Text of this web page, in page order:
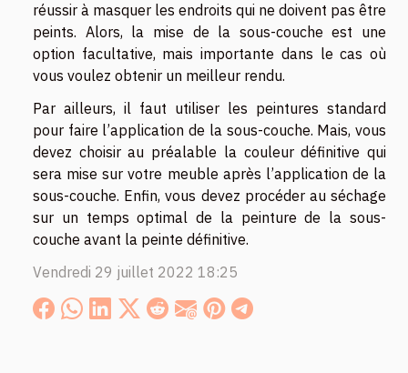
réussir à masquer les endroits qui ne doivent pas être
peints. Alors, la mise de la sous-couche est une
option facultative, mais importante dans le cas où
vous voulez obtenir un meilleur rendu.
Par ailleurs, il faut utiliser les peintures standard
pour faire l’application de la sous-couche. Mais, vous
devez choisir au préalable la couleur définitive qui
sera mise sur votre meuble après l’application de la
sous-couche. Enfin, vous devez procéder au séchage
sur un temps optimal de la peinture de la sous-
couche avant la peinte définitive.
Vendredi 29 juillet 2022 18:25